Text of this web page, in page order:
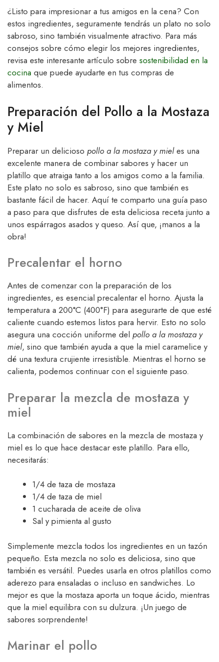
¿Listo para impresionar a tus amigos en la cena? Con
estos ingredientes, seguramente tendrás un plato no solo
sabroso, sino también visualmente atractivo. Para más
consejos sobre cómo elegir los mejores ingredientes,
revisa este interesante artículo sobre sostenibilidad en la
cocina que puede ayudarte en tus compras de
alimentos.
Preparación del Pollo a la Mostaza
y Miel
Preparar un delicioso pollo a la mostaza y mieles una
excelente manera de combinar sabores y hacer un
platillo que atraiga tanto a los amigos como a la familia.
Este plato no solo es sabroso, sino que también es
bastante fácil de hacer. Aquí te comparto una guía paso
a paso para que disfrutes de esta deliciosa receta junto a
unos espárragos asados y queso. Así que, ¡manos a la
obra!
Precalentar el horno
Antes de comenzar con la preparación de los
ingredientes, es esencial precalentar el horno. Ajusta la
temperatura a 200°C (400°F) para asegurarte de que esté
caliente cuando estemos listos para hervir. Esto no solo
asegura una cocción uniforme del pollo a la mostaza y
miel, sino que también ayuda a que la miel caramelice y
dé una textura crujiente irresistible. Mientras el horno se
calienta, podemos continuar con el siguiente paso.
Preparar la mezcla de mostaza y
miel
La combinación de sabores en la mezcla de mostaza y
miel es lo que hace destacar este platillo. Para ello,
necesitarás:
1/4 de taza de mostaza
1/4 de taza de miel
1 cucharada de aceite de oliva
Sal y pimienta al gusto
Simplemente mezcla todos los ingredientes en un tazón
pequeño. Esta mezcla no solo es deliciosa, sino que
también es versátil. Puedes usarla en otros platillos como
aderezo para ensaladas o incluso en sandwiches. Lo
mejor es que la mostaza aporta un toque ácido, mientras
que la miel equilibra con su dulzura. ¡Un juego de
sabores sorprendente!
Marinar el pollo